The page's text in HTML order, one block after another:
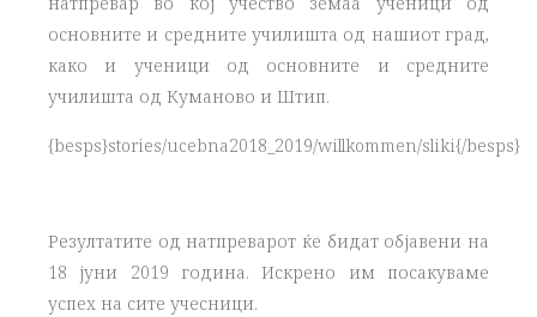
основните и средните училишта од нашиот град,
како и ученици од основните и средните
училишта од Куманово и Штип.
{besps}stories/ucebna2018_2019/willkommen/sliki{/besps}
Резултатите од натпреварот ќе бидат објавени на
18 јуни 2019 година. Искрено им посакуваме
успех на сите учесници.